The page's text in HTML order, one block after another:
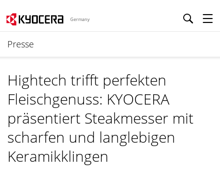
Germany
Presse
Hightech trifft perfekten
Fleischgenuss: KYOCERA
präsentiert Steakmesser mit
scharfen und langlebigen
Keramikklingen